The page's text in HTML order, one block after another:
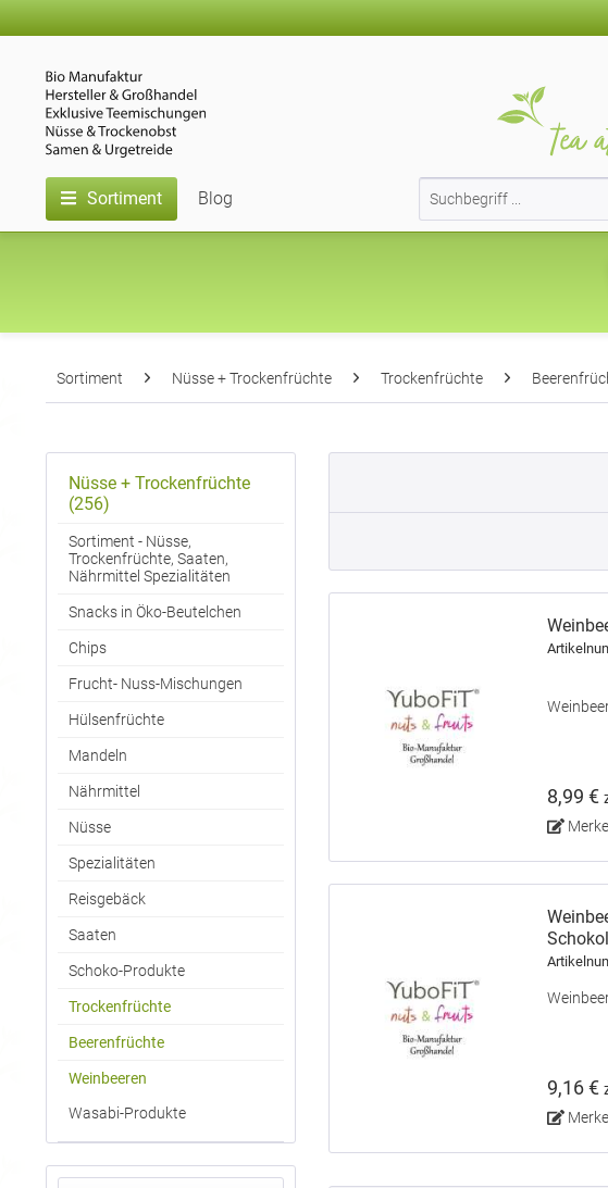
Sortiment Blog
Sortiment Nüsse + Trockenfrüchte Trockenfrüchte
Nüsse + Trockenfrüchte
(256)
Sortiment - Nüsse,
Trockenfrüchte, Saaten,
Nährmittel Spezialitäten
Snacks in Öko-Beutelchen
Chips
Frucht- Nuss-Mischungen
Hülsenfrüchte
Mandeln
Nährmittel
Nüsse
Spezialitäten
Reisgebäck
Saaten
Schoko-Produkte
Trockenfrüchte
Beerenfrüchte
Weinbeeren
Wasabi-Produkte
8,99 €
9,16 €